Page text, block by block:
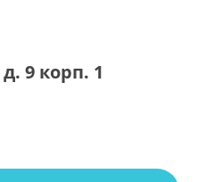
9 корп. 1